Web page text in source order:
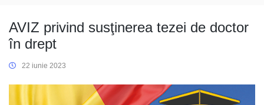
AVIZ privind susţinerea tezei de doctor
în drept
22 iunie 2023